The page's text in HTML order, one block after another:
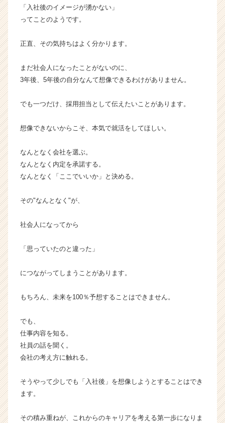
サ
チ
キ
リ
（C
e
r
C
「入社後のイメージが湧かない」
ってことのようです。
正直、その気持ちはよく分かります。
まだ社会人になったことがないのに、
3年後、5年後の自分なんて想像できるわけがありません。
でも一つだけ、採用担当として伝えたいことがあります。
想像できないからこそ、本気で就活をしてほしい。
なんとなく会社を選ぶ。
なんとなく内定を承諾する。
なんとなく「ここでいいか」と決める。
その"なんとなく"が、
社会人になってから
「思っていたのと違った」
につながってしまうことがあります。
もちろん、未来を100％予想することはできません。
でも、
仕事内容を知る。
社員の話を聞く。
会社の考え方に触れる。
そうやって少しでも「入社後」を想像しようとすることはでき
ます。
その積み重ねが、これからのキャリアを考える第一歩になりま